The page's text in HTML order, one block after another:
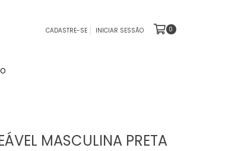
CADASTRE-SE INICIAR SESSÃO 0
MASCULINA PRETA